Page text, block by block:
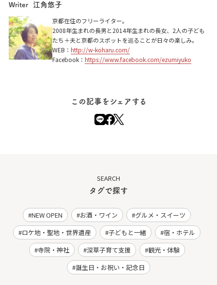
京都市中京区三条御幸町角 1928ビル3階
Writer 江角悠子
京都在住のフリーライター。
2008年生まれの長男と2014年生まれの長女、2人の子ども
たち＋夫と京都のスポットを巡ることが日々の楽しみ。
WEB： http://w-koharu.com/
Facebook： https://www.facebook.com/ezumiyuko
この記事をシェアする
SEARCH
タグで探す
NEW OPEN お酒・ワイン
グルメ・スイーツ
ロケ地・聖地・世界遺産
子どもと一緒
宿・ホテル
寺院・神社
深草子育て支援
観光・体験
誕生日・お祝い・記念日